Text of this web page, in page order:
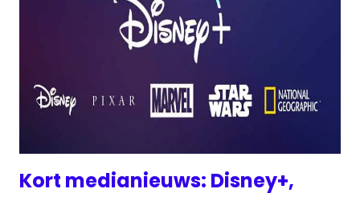
Kort medianieuws: Disney+,